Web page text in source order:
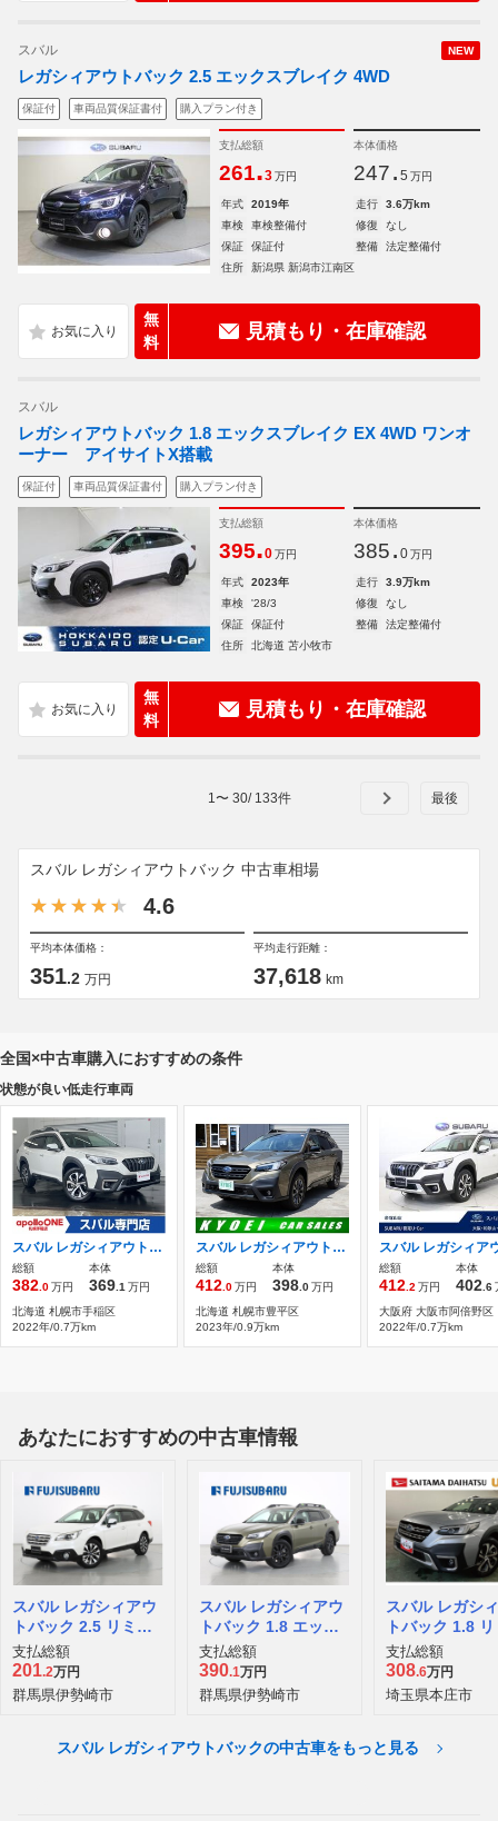
NEW
スバル
レガシィアウトバック 2.5 エックスブレイク 4WD
保証付 車両品質保証書付 購入プラン付き
支払総額
261.3 万円
本体価格
247. 5 万円
年式 2019年 走行
3.6万km
車検
車検整備付 修復
なし
保証
保証付 整備
法定整備付
住所
新潟県 新潟市江南区
無
料
見積もり・在庫確認
スバル
レガシィアウトバック 1.8 エックスブレイク EX 4WD ワンオ
ーナー アイサイトX搭載
保証付 車両品質保証書付 購入プラン付き
支払総額
395.0 万円
本体価格
385. 0 万円
年式 2023年 走行
3.9万km
車検
'28/3 修復
なし
保証
保証付 整備
法定整備付
住所
北海道 苫小牧市
無
料
見積もり・在庫確認
1 〜 30/ 133件
スバル レガシィアウトバック 中古車相場
4.6
平均本体価格：
351.2 万円
平均走行距離：
37,618 km
全国×中古車購入におすすめの条件
状態が良い低走行車両
スバル レガシィアウトバック 1.8 リミテッド EX 4WD ナビ バックカメラ ドラレコ パワーリアゲ
総額
382 .0万円
本体
369 .1 万円
北海道 札幌市手稲区
2022年/0.7万km
スバル レガシィアウトバック 1.8 エックスブレイク EX 4WD セーフティプラス・純正11.6型ナビ・デジタ
総額
412 .0万円
本体
398 .0万円
北海道 札幌市豊平区
2023年/0.9万km
総額
412 .2 万円
本体
402 .6
大阪府 大阪市阿倍野区
2022年/0.7万km
あなたにおすすめの中古車情報
スバル レガシィアウ
トバック 2.5 リミテ
ッド スマート エディ
ション 4WD
支払総額
201.2万円
群馬県伊勢崎市
スバル レガシィアウ
トバック 1.8 エック
スブレイク EX 4WD
支払総額
390.1万円
群馬県伊勢崎市
スバル レガシ
トバック 1.8
ッド EX 4WD
支払総額
308.6万円
埼玉県本庄市
スバル レガシィアウトバックの中古車をもっと見る